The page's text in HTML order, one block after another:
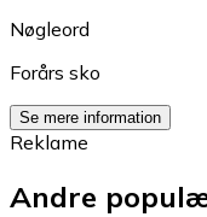
Nøgleord
Forårs sko
Se mere information
Reklame
Andre